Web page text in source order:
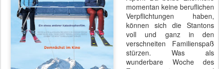
momentan keine beruflichen
Verpflichtungen haben,
können sich die Stantons
voll und ganz in den
verschneiten Familienspaß
stürzen. Was als
wunderbare Woche des